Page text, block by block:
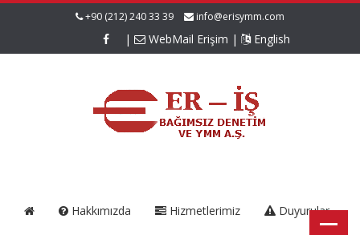
+90 (212) 240 33 39 info@erisymm.com
| WebMail Erişim | English
Hakkımızda Hizmetlerimiz Duyurular